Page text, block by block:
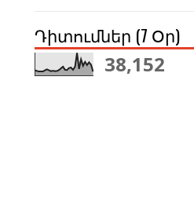
Դիտումներ (7 Օր)
38,152